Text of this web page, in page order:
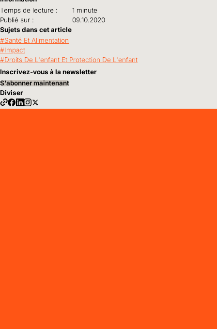
Temps de lecture :
1 minute
Publié sur :
09.10.2020
Sujets dans cet article
Santé Et Alimentation
Impact
Droits De L'enfant Et Protection De L'enfant
Inscrivez-vous à la newsletter
S'abonner maintenant
Diviser